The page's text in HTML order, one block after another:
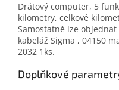
Drátový computer, 5
kilometry, celkové
Samostatně lze
kabeláž Sigma , 04150
2032 1ks.
Doplňkové